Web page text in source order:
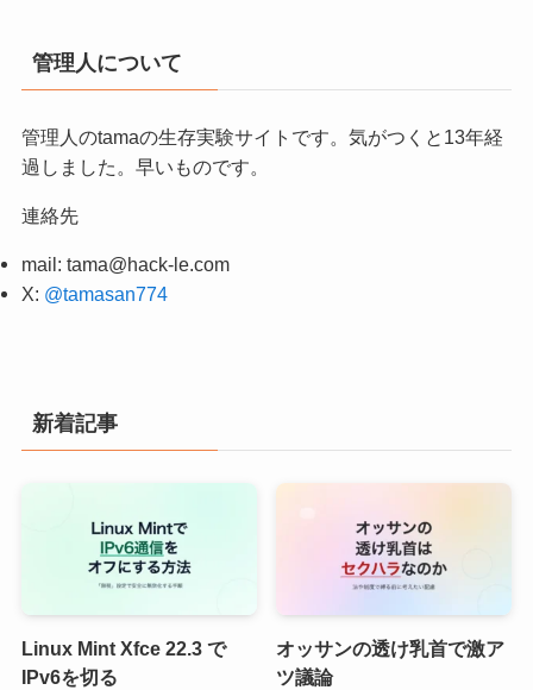
管理人について
管理人のtamaの生存実験サイトです。気がつくと13年経
過しました。早いものです。
連絡先
mail: tama@hack-le.com
X: @tamasan774
新着記事
Linux Mint Xfce 22.3 で
IPv6を切る
オッサンの透け乳首で激ア
ツ議論